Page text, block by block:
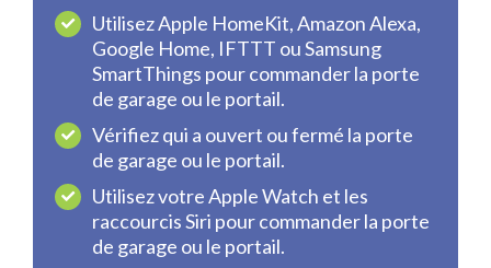
Utilisez Apple HomeKit, Amazon Alexa,
Google Home, IFTTT ou Samsung
SmartThings pour commander la porte
de garage ou le portail.
Vérifiez qui a ouvert ou fermé la porte
de garage ou le portail.
Utilisez votre Apple Watch et les
raccourcis Siri pour commander la porte
de garage ou le portail.